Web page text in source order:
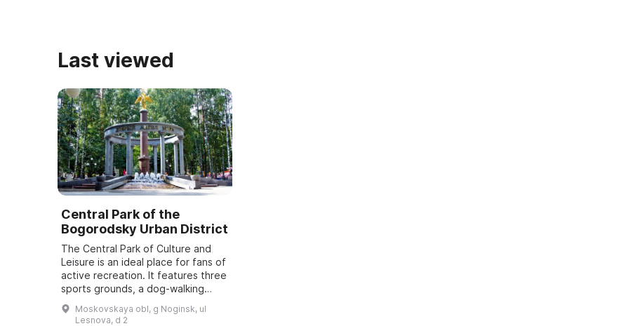
Last viewed
Central Park of the
Bogorodsky Urban District
The Central Park of Culture and
Leisure is an ideal place for fans of
active recreation. It features three
sports grounds, a dog-walking
area, more than 15 rides, a roller
rink, children's play comple...
Moskovskaya obl, g Noginsk, ul
Lesnova, d 2